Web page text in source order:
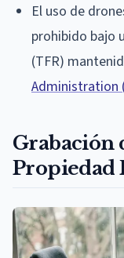
El uso de
prohibido bajo
(TFR)
Administration
Grabación
Propiedad